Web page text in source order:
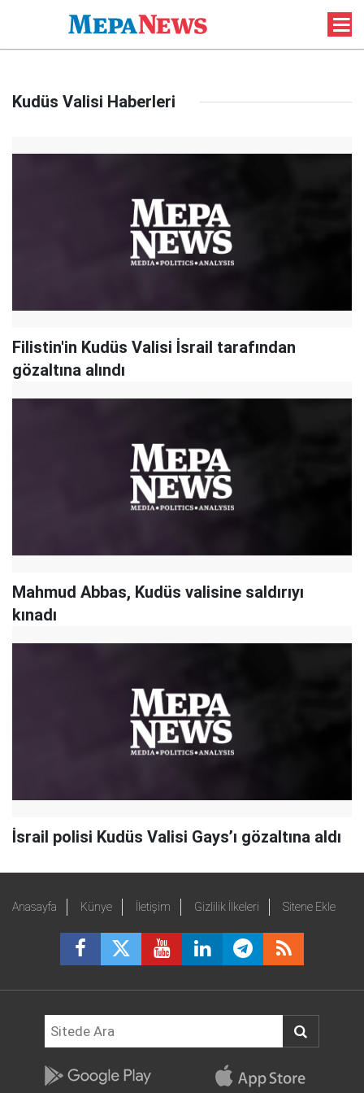
Kudüs Valisi Haberleri
Filistin'in Kudüs Valisi İsrail tarafından
gözaltına alındı
Mahmud Abbas, Kudüs valisine saldırıyı
kınadı
İsrail polisi Kudüs Valisi Gays’ı gözaltına aldı
Anasayfa Künye İletişim Gizlilik İlkeleri Sitene Ekle